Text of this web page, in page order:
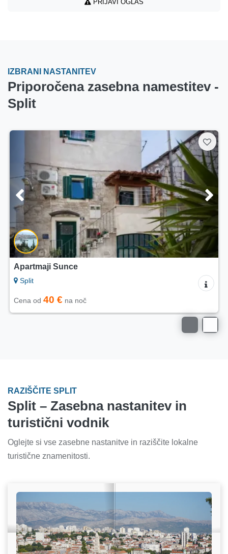
PRIJAVI OGLAS
IZBRANI NASTANITEV
Priporočena zasebna namestitev -
Split
Apartmaji Sunce
Split
Cena od 40 € na noč
RAZIŠČITE SPLIT
Split – Zasebna nastanitev in
turistični vodnik
Oglejte si vse zasebne nastanitve in raziščite lokalne
turistične znamenitosti.